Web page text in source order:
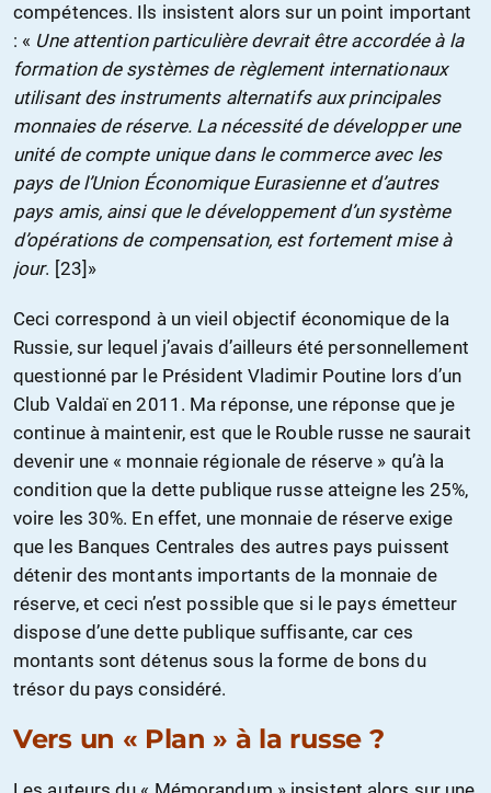
compétences. Ils insistent alors sur un point important
: « Une attention particulière devrait être accordée à la
formation de systèmes de règlement internationaux
utilisant des instruments alternatifs aux principales
monnaies de réserve. La nécessité de développer une
unité de compte unique dans le commerce avec les
pays de l’Union Économique Eurasienne et d’autres
pays amis, ainsi que le développement d’un système
d’opérations de compensation, est fortement mise à
jour. [23]»
Ceci correspond à un vieil objectif économique de la
Russie, sur lequel j’avais d’ailleurs été personnellement
questionné par le Président Vladimir Poutine lors d’un
Club Valdaï en 2011. Ma réponse, une réponse que je
continue à maintenir, est que le Rouble russe ne saurait
devenir une « monnaie régionale de réserve » qu’à la
condition que la dette publique russe atteigne les 25%,
voire les 30%. En effet, une monnaie de réserve exige
que les Banques Centrales des autres pays puissent
détenir des montants importants de la monnaie de
réserve, et ceci n’est possible que si le pays émetteur
dispose d’une dette publique suffisante, car ces
montants sont détenus sous la forme de bons du
trésor du pays considéré.
Vers un « Plan » à la russe ?